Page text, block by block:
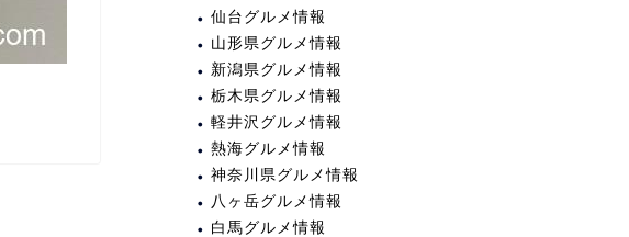
仙台グルメ情報
山形県グルメ情報
新潟県グルメ情報
栃木県グルメ情報
軽井沢グルメ情報
熱海グルメ情報
神奈川県グルメ情報
八ヶ岳グルメ情報
白馬グルメ情報